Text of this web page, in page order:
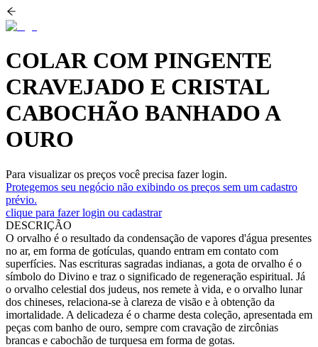
COLAR COM PINGENTE
CRAVEJADO E CRISTAL
CABOCHÃO BANHADO A
OURO
Para visualizar os preços você precisa fazer login.
Protegemos seu negócio não exibindo os preços sem um cadastro
prévio.
clique para fazer login ou cadastrar
DESCRIÇÃO
O orvalho é o resultado da condensação de vapores d'água presentes
no ar, em forma de gotículas, quando entram em contato com
superfícies. Nas escrituras sagradas indianas, a gota de orvalho é o
símbolo do Divino e traz o significado de regeneração espiritual. Já
o orvalho celestial dos judeus, nos remete à vida, e o orvalho lunar
dos chineses, relaciona-se à clareza de visão e à obtenção da
imortalidade. A delicadeza é o charme desta coleção, apresentada em
peças com banho de ouro, sempre com cravação de zircônias
brancas e cabochão de turquesa em forma de gotas.